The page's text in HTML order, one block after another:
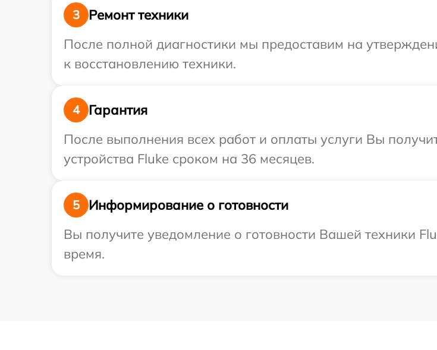
3
Ремонт техники
После полной диагностики мы предоставим на
к восстановлению техники.
4
Гарантия
После выполнения всех работ и оплаты услуги Вы
устройства Fluke сроком на 36 месяцев.
5
Информирование о готовности
Вы получите уведомление о готовности Вашей техники
время.